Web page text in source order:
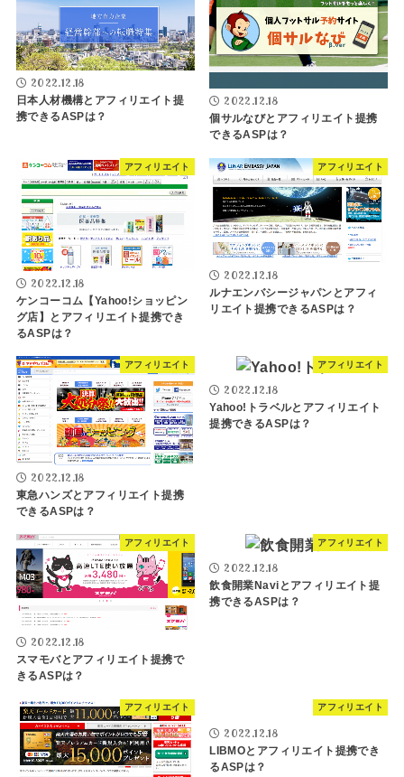
2022.12.18
日本人材機構とアフィリエイト提
携できるASPは？
2022.12.18
個サルなびとアフィリエイト提携
できるASPは？
アフィリエイト
2022.12.18
ケンコーコム【Yahoo!ショッピン
グ店】とアフィリエイト提携でき
るASPは？
アフィリエイト
2022.12.18
ルナエンバシージャパンとアフィ
リエイト提携できるASPは？
アフィリエイト
2022.12.18
東急ハンズとアフィリエイト提携
できるASPは？
アフィリエイト
2022.12.18
Yahoo!トラベルとアフィリエイト
提携できるASPは？
アフィリエイト
2022.12.18
スマモバとアフィリエイト提携で
きるASPは？
アフィリエイト
2022.12.18
飲食開業Naviとアフィリエイト提
携できるASPは？
アフィリエイト アフィリエイト
2022.12.18
LIBMOとアフィリエイト提携でき
るASPは？